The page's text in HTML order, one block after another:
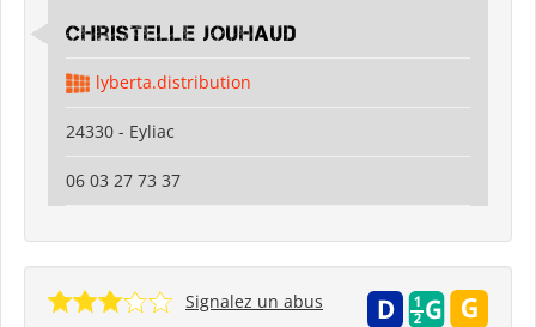
Christelle Jouhaud
lyberta.distribution
24330 - Eyliac
06 03 27 73 37
Signalez un abus